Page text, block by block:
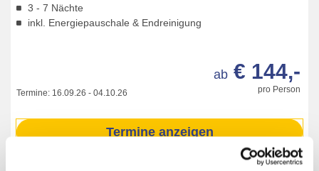
3 - 7 Nächte
inkl. Energiepauschale & Endreinigung
Termine: 16.09.26 - 04.10.26 pro Person
ab € 144,-
Termine anzeigen